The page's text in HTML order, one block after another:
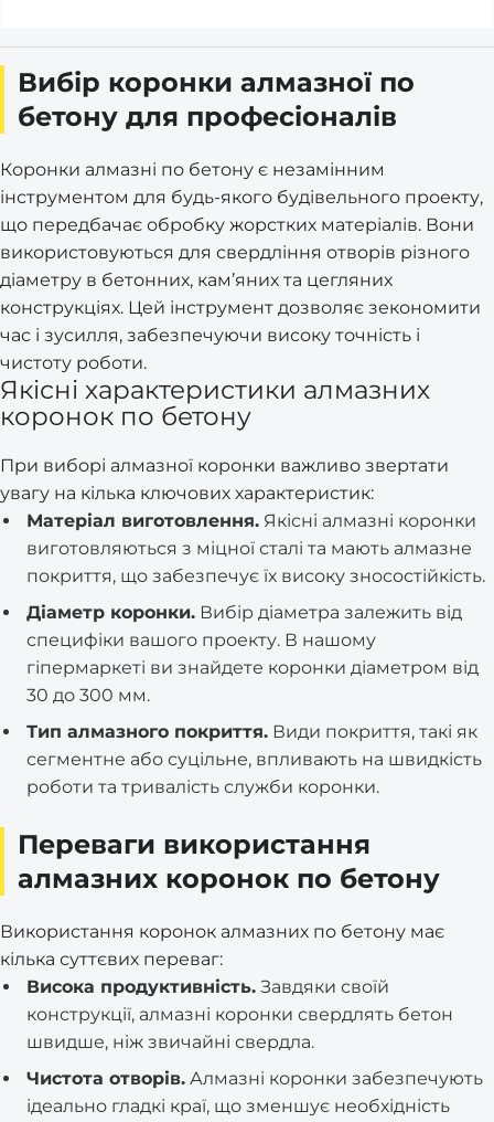
Вибір коронки алмазної по
бетону для професіоналів
Коронки алмазні по бетону є незамінним
інструментом для будь-якого будівельного проекту,
що передбачає обробку жорстких матеріалів. Вони
використовуються для свердління отворів різного
діаметру в бетонних, кам’яних та цегляних
конструкціях. Цей інструмент дозволяє зекономити
час і зусилля, забезпечуючи високу точність і
чистоту роботи.
Якісні характеристики алмазних
коронок по бетону
При виборі алмазної коронки важливо звертати
увагу на кілька ключових характеристик:
Матеріал виготовлення. Якісні алмазні коронки
виготовляються з міцної сталі та мають алмазне
покриття, що забезпечує їх високу зносостійкість.
Діаметр коронки. Вибір діаметра залежить від
специфіки вашого проекту. В нашому
гіпермаркеті ви знайдете коронки діаметром від
30 до 300 мм.
Тип алмазного покриття. Види покриття, такі як
сегментне або суцільне, впливають на швидкість
роботи та тривалість служби коронки.
Переваги використання
алмазних коронок по бетону
Використання коронок алмазних по бетону має
кілька суттєвих переваг:
Висока продуктивність. Завдяки своїй
конструкції, алмазні коронки свердлять бетон
швидше, ніж звичайні свердла.
Чистота отворів. Алмазні коронки забезпечують
ідеально гладкі краї, що зменшує необхідність